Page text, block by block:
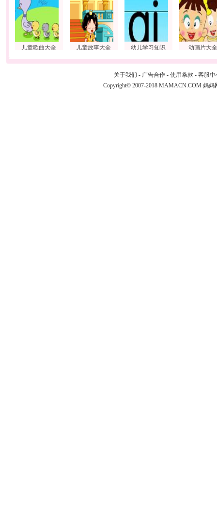
儿童歌曲大全 儿童故事大全 幼儿学习知识 动画片大全
关于我们 - 广告合作 - 使用条款 - 客服中
Copyright© 2007-2018 MAMACN.COM 妈妈